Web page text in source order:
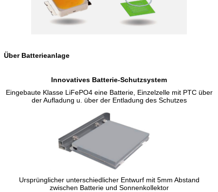
Über Batterieanlage
Innovatives Batterie-Schutzsystem
Eingebaute Klasse LiFePO4 eine Batterie, Einzelzelle mit PTC über
der Aufladung u. über der Entladung des Schutzes
Ursprünglicher unterschiedlicher Entwurf mit 5mm Abstand
zwischen Batterie und Sonnenkollektor